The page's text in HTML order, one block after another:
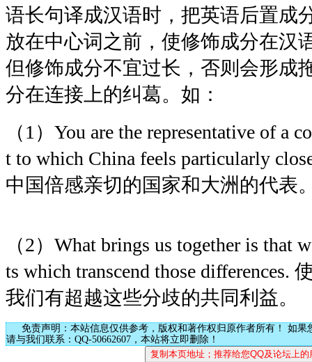
语长句译成汉语时，把英语后置成
放在中心词之前，使修饰成分在汉
但修饰成分不宜过长，否则会形成
分在连接上的纠葛。如：
（1）You are the representative of a
t to which China feels particularly
中国倍感亲切的国家和大洲的代表
（2）What brings us together is that
ts which transcend those differences.
我们有超越这些分歧的共同利益。
免责声明：本站信息仅供参考，版权和著作权归原作者所有！ 如果
请与我们联系：QQ-50662607，本站将立即删除！